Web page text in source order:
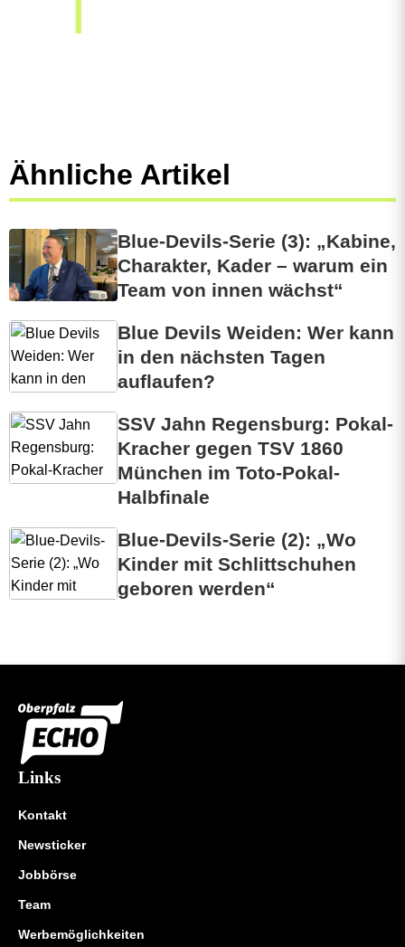
Ähnliche Artikel
Blue-Devils-Serie (3): „Kabine,
Charakter, Kader – warum ein
Team von innen wächst“
Blue Devils Weiden: Wer kann
in den nächsten Tagen
auflaufen?
SSV Jahn Regensburg: Pokal-
Kracher gegen TSV 1860
München im Toto-Pokal-
Halbfinale
Blue-Devils-Serie (2): „Wo
Kinder mit Schlittschuhen
geboren werden“
Links
Kontakt
Newsticker
Jobbörse
Team
Werbemöglichkeiten